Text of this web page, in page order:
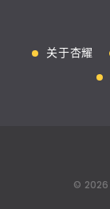
关于杏耀
© 2026